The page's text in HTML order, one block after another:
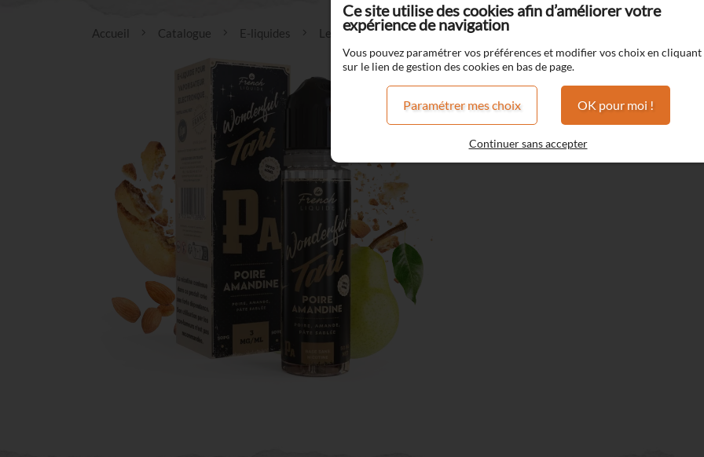
Accueil Catalogue E-liquides Le French Liquide Wonderful Tart Poire Amandine
Wonderful Tart Poire
GOURMAND
Tarte sablée
Ce site utilise des cookies afin d’améliorer votre
expérience de navigation
Vous pouvez paramétrer vos préférences et modifier vos choix en cliquant
sur le lien de gestion des cookies en bas de page.
Paramétrer mes choix OK pour moi !
Continuer sans accepter